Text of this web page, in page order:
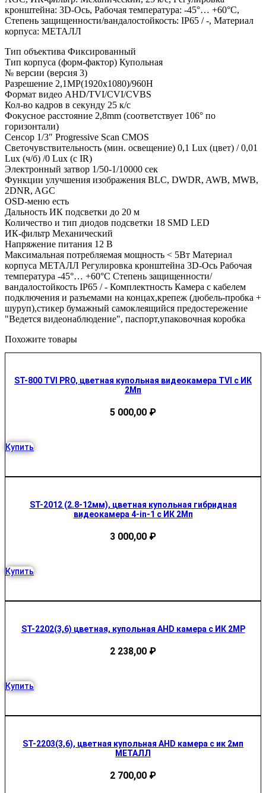
кронштейна: 3D-Ось, Рабочая температура: -45°… +60°С,
Степень защищенности/вандалостойкость: IP65 / -, Материал
корпуса: МЕТАЛЛ
Тип объектива Фиксированный
Тип корпуса (форм-фактор) Купольная
№ версии (версия 3)
Разрешение 2,1MP(1920х1080)/960H
Формат видео AHD/TVI/CVI/CVBS
Кол-во кадров в секунду 25 к/с
Фокусное расстояние 2,8mm (соответствует 106° по
горизонтали)
Сенсор 1/3″ Progressive Scan CMOS
Светочувствительность (мин. освещение) 0,1 Lux (цвет) / 0,01
Lux (ч/б) /0 Lux (с IR)
Электронный затвор 1/50-1/10000 сек
Функции улучшения изображения BLC, DWDR, AWB, MWB,
2DNR, AGC
OSD-меню есть
Дальность ИК подсветки до 20 м
Количество и тип диодов подсветки 18 SMD LED
ИК-фильтр Механический
Напряжение питания 12 В
Максимальная потребляемая мощность < 5Вт Материал
корпуса МЕТАЛЛ Регулировка кронштейна 3D-Ось Рабочая
температура -45°… +60°С Степень защищенности/
вандалостойкость IP65 / - Комплектность Камера с кабелем
подключения и разъемами на концах,крепеж (дюбель-пробка +
шуруп),cтикер бумажный самоклеящийся предостережение
"Ведется видеонаблюдение", паспорт,упаковочная коробка
Похожите товары
ST-800 TVI PRO, цветная купольная видеокамера TVI с ИК
2Мп
5 000,00 ₽
Купить
ST-2012 (2.8-12мм), цветная купольная гибридная
видеокамера 4-in-1 с ИК 2Мп
3 000,00 ₽
Купить
ST-2202(3,6) цветная, купольная AHD камера с ИК 2MP
2 238,00 ₽
Купить
ST-2203(3,6), цветная купольная AHD камера с ик 2мп
МЕТАЛЛ
2 700,00 ₽